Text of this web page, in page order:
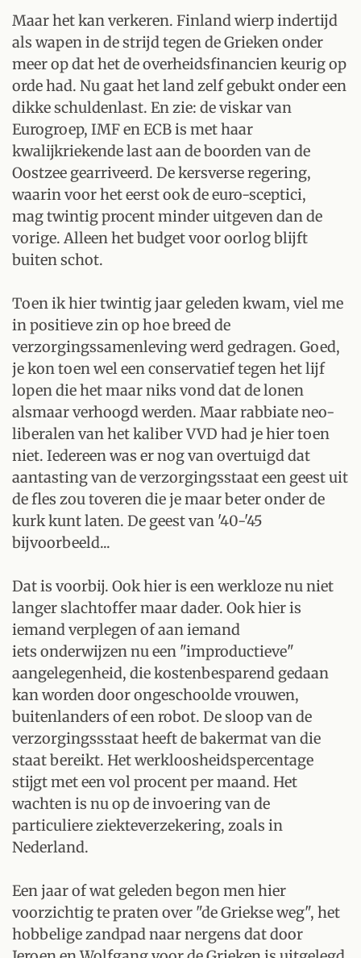
Maar het kan verkeren. Finland wierp indertijd
als wapen in de strijd tegen de Grieken onder
meer op dat het de overheidsfinancien keurig op
orde had. Nu gaat het land zelf gebukt onder een
dikke schuldenlast. En zie: de viskar van
Eurogroep, IMF en ECB is met haar
kwalijkriekende last aan de boorden van de
Oostzee gearriveerd. De kersverse regering,
waarin voor het eerst ook de euro-sceptici,
mag twintig procent minder uitgeven dan de
vorige. Alleen het budget voor oorlog blijft
buiten schot.
Toen ik hier twintig jaar geleden kwam, viel me
in positieve zin op hoe breed de
verzorgingssamenleving werd gedragen. Goed,
je kon toen wel een conservatief tegen het lijf
lopen die het maar niks vond dat de lonen
alsmaar verhoogd werden. Maar rabbiate neo-
liberalen van het kaliber VVD had je hier toen
niet. Iedereen was er nog van overtuigd dat
aantasting van de verzorgingsstaat een geest uit
de fles zou toveren die je maar beter onder de
kurk kunt laten. De geest van '40-'45
bijvoorbeeld...
Dat is voorbij. Ook hier is een werkloze nu niet
langer slachtoffer maar dader. Ook hier is
iemand verplegen of aan iemand
iets onderwijzen nu een "improductieve"
aangelegenheid, die kostenbesparend gedaan
kan worden door ongeschoolde vrouwen,
buitenlanders of een robot. De sloop van de
verzorgingssstaat heeft de bakermat van die
staat bereikt. Het werkloosheidspercentage
stijgt met een vol procent per maand. Het
wachten is nu op de invoering van de
particuliere ziekteverzekering, zoals in
Nederland.
Een jaar of wat geleden begon men hier
voorzichtig te praten over "de Griekse weg", het
hobbelige zandpad naar nergens dat door